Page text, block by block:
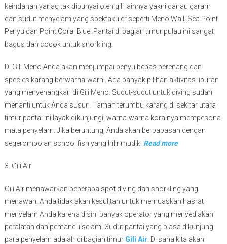
keindahan yanag tak dipunyai oleh gili lainnya yakni danau garam
dan sudut menyelam yang spektakuler seperti Meno Wall, Sea Point
Penyu dan Point Coral Blue. Pantai di bagian timur pulau ini sangat
bagus dan cocok untuk snorkling.
Di Gili Meno Anda akan menjumpai penyu bebas berenang dan
species karang berwarna-warni. Ada banyak pilihan aktivitas liburan
yang menyenangkan di Gili Meno. Sudut-sudut untuk diving sudah
menanti untuk Anda susuri. Taman terumbu karang di sekitar utara
timur pantai ini layak dikunjungi, warna-warna koralnya mempesona
mata penyelam. Jika beruntung, Anda akan berpapasan dengan
segerombolan school fish yang hilir mudik. Read more
3. Gili Air
Gili Air menawarkan beberapa spot diving dan snorkling yang
menawan. Anda tidak akan kesulitan untuk memuaskan hasrat
menyelam Anda karena disini banyak operator yang menyediakan
peralatan dan pemandu selam. Sudut pantai yang biasa dikunjungi
para penyelam adalah di bagian timur Gili Air . Di sana kita akan